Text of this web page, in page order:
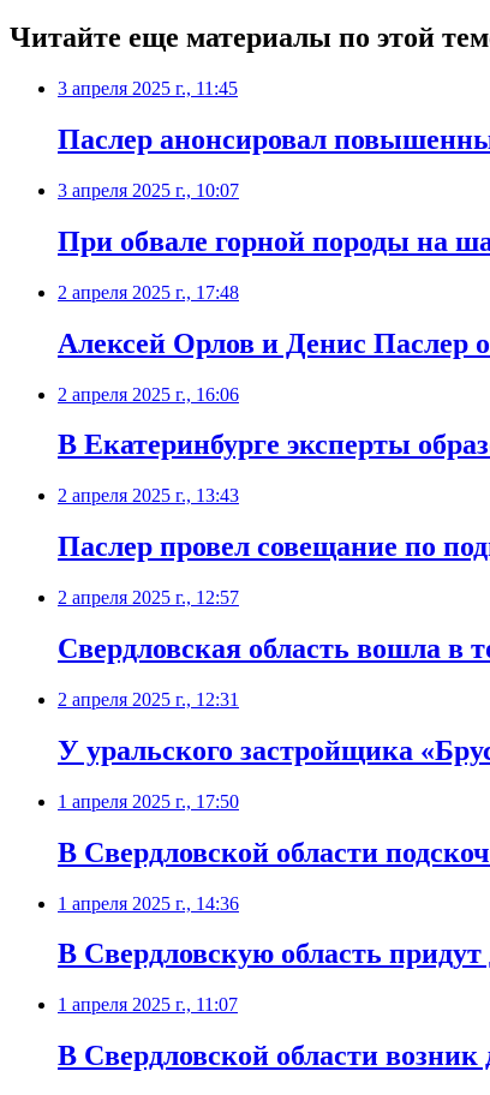
Читайте еще материалы по этой
3 апреля 2025 г., 11:45
Паслер анонсировал
3 апреля 2025 г., 10:07
При обвале горной породы на
2 апреля 2025 г., 17:48
Алексей Орлов и Денис Паслер
2 апреля 2025 г., 16:06
В Екатеринбурге эксперты
2 апреля 2025 г., 13:43
Паслер провел совещание по
2 апреля 2025 г., 12:57
Свердловская область вошла в
2 апреля 2025 г., 12:31
У уральского застройщика
1 апреля 2025 г., 17:50
В Свердловской области
1 апреля 2025 г., 14:36
В Свердловскую область
1 апреля 2025 г., 11:07
В Свердловской области